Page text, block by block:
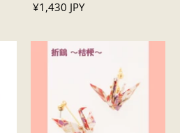
¥1,430 JPY